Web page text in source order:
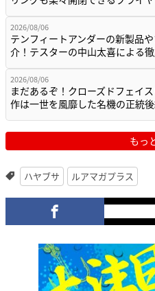
2026/08/06
テンフィートアンダーの新製品
介！テスターの中山太喜による
2026/08/06
まだあるぞ！クローズドフェイ
作は一世を風靡した名機の正統
もっ
ハヤブサ ルアマガプラス